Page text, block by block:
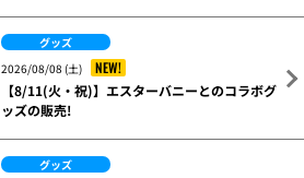
グッズ
2026/08/08 (土)
NEW!
【8/11(火・祝)】エスターバニーとのコラボグ
ッズの販売!
グッズ